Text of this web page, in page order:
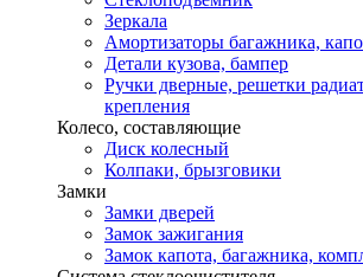
Зеркала
Амортизаторы багажника,
Детали кузова, бампер
Ручки дверные, решетки
крепления
Колесо, составляющие
Диск колесный
Колпаки, брызговики
Замки
Замки дверей
Замок зажигания
Замок капота, багажника,